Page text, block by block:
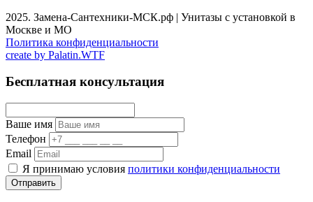
2025. Замена-Сантехники-МСК.рф | Унитазы с установкой в
Москве и МО
Политика конфиденциальности
create by Palatin.WTF
Бесплатная консультация
Ваше имя
Телефон
Email
Я принимаю условия политики конфиденциальности
Отправить